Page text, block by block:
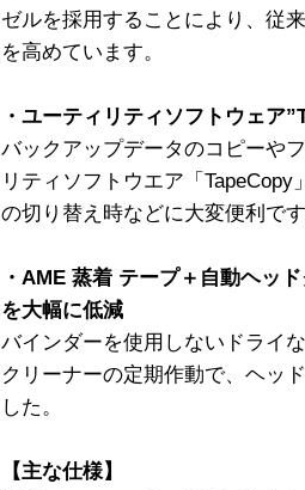
ゼルを採用することにより、従
を高めています。
・ユーティリティソフトウェア
バックアップデータのコピーや
リティソフトウエア「
の切り替え時などに大変便利で
・AME 蒸着 テープ＋自動ヘッ
を大幅に低減
バインダーを使用しないドライ
クリーナーの定期作動で、ヘッ
した。
【主な仕様】